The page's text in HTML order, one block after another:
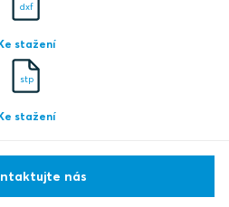
dxf
stažení
stp
stažení
nás